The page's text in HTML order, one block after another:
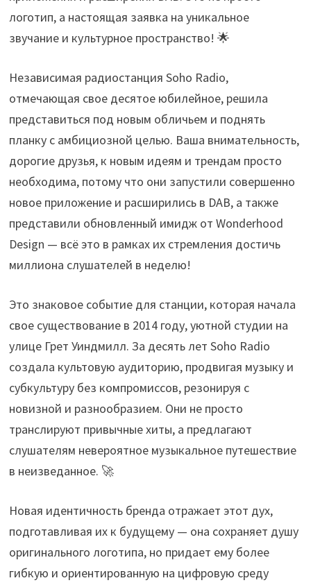
логотип, а настоящая заявка на уникальное
звучание и культурное пространство! 🌟
Независимая радиостанция Soho Radio,
отмечающая свое десятое юбилейное, решила
представиться под новым обличьем и поднять
планку с амбициозной целью. Ваша внимательность,
дорогие друзья, к новым идеям и трендам просто
необходима, потому что они запустили совершенно
новое приложение и расширились в DAB, а также
представили обновленный имидж от Wonderhood
Design — всё это в рамках их стремления достичь
миллиона слушателей в неделю!
Это знаковое событие для станции, которая начала
свое существование в 2014 году, уютной студии на
улице Грет Уиндмилл. За десять лет Soho Radio
создала культовую аудиторию, продвигая музыку и
субкультуру без компромиссов, резонируя с
новизной и разнообразием. Они не просто
транслируют привычные хиты, а предлагают
слушателям невероятное музыкальное путешествие
в неизведанное. 🚀
Новая идентичность бренда отражает этот дух,
подготавливая их к будущему — она сохраняет душу
оригинального логотипа, но придает ему более
гибкую и ориентированную на цифровую среду